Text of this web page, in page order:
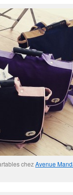
chezAvenue